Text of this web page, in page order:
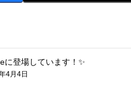
に登場しています！✨
4月4日